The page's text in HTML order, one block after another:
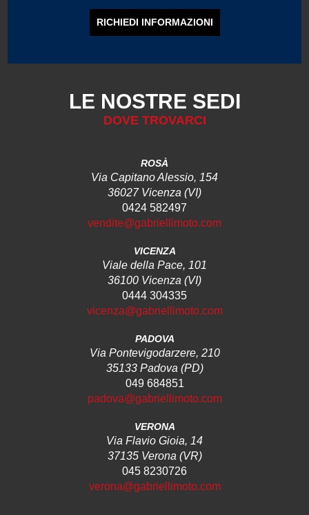
RICHIEDI INFORMAZIONI
LE NOSTRE SEDI
DOVE TROVARCI
ROSÀ
Via Capitano Alessio, 154
36027 Vicenza (VI)
0424 582497
vendite@gabriellimoto.com
VICENZA
Viale della Pace, 101
36100 Vicenza (VI)
0444 304335
vicenza@gabriellimoto.com
PADOVA
Via Pontevigodarzere, 210
35133 Padova (PD)
049 684851
padova@gabriellimoto.com
VERONA
Via Flavio Gioia, 14
37135 Verona (VR)
045 8230726
verona@gabriellimoto.com